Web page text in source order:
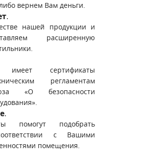
вернем Вам деньги.
.
нашей продукции и
расширенную
сертификаты
регламентам
«О безопасности
.
помогут подобрать
с Вашими
помещения.